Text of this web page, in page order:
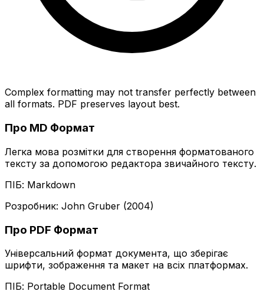
Complex formatting may not transfer perfectly between
all formats. PDF preserves layout best.
Про MD Формат
Легка мова розмітки для створення форматованого
тексту за допомогою редактора звичайного тексту.
ПІБ: Markdown
Розробник: John Gruber (2004)
Про PDF Формат
Універсальний формат документа, що зберігає
шрифти, зображення та макет на всіх платформах.
ПІБ: Portable Document Format